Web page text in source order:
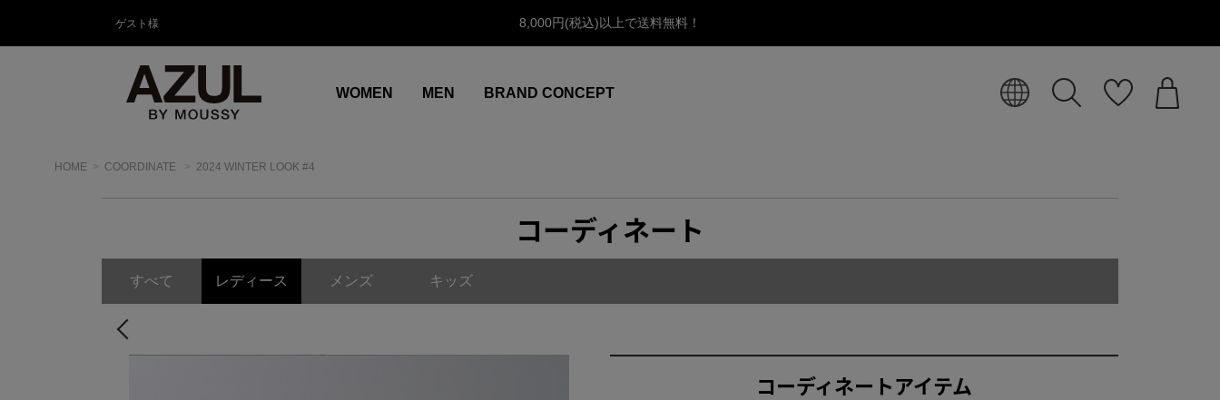
ゲスト様 8,000円(税込)以上で送料無料！
WOMEN MEN BRAND CONCEPT
HOME COORDINATE 2024 WINTER LOOK #4
コーディネート
すべて レディース メンズ キッズ
コーディネートアイテム